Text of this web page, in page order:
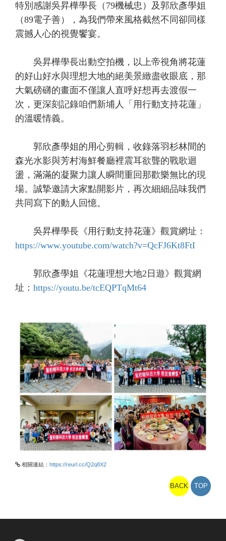
特別感謝吳昇樺學長（79機械忠）及郭欣彥學姐
（89電子善），為我們帶來風格截然不同卻同樣
震撼人心的視覺饗宴。
吳昇樺學長出動空拍機，以上帝視角將花蓮
的好山好水與理想大地的絕美景緻盡收眼底，那
大氣磅礴的畫面不僅讓人直呼好想再去渡假一
次，更深刻記錄咱們新埔人「用行動支持花蓮」
的溫暖情義。
郭欣彥學姐的用心剪輯，收錄落羽杉林間的
森光水影與芳村海鮮餐廳裡震耳欲聾的戰歌迴
盪，滿滿的凝聚力讓人瞬間重回那歡樂無比的現
場。誠摯邀請大家點開影片，再次細細品味我們
共同寫下的動人回憶。
吳昇樺學長《用行動支持花蓮》觀賞網址：
https://www.youtube.com/watch?v=QcFJ6Kt8FtI
郭欣彥學姐《花蓮理想大地2日遊》觀賞網
址： https://youtu.be/tcEQPTqMt64
相關連結： https://reurl.cc/Q2q8X2
BACK TOP